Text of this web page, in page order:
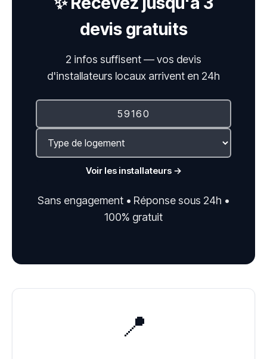
devis gratuits
2 infos suffisent — vos devis
d'installateurs locaux arrivent en 24h
Voir les installateurs →
Sans engagement • Réponse sous 24h •
100% gratuit
📍